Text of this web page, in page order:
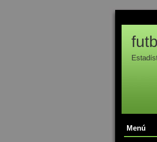
Menú